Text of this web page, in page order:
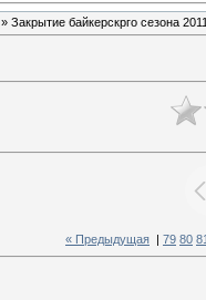
» Закрытие байкерскрго сезона
« Предыдущая 79 80